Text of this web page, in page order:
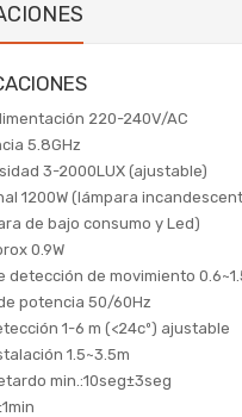
220-240V/AC
5.8GHz
3-2000LUX (ajustable)
1200W (lámpara
de bajo consumo y Led)
0.9W
detección de movimiento
potencia 50/60Hz
1-6 m (<24cº) ajustable
1.5~3.5m
min.:10seg±3seg